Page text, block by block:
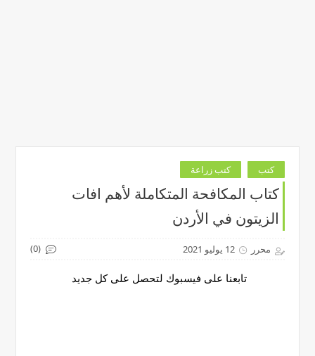
كتب كتب زراعة
كتاب المكافحة المتكاملة لأهم افات
الزيتون في الأردن
محرر 12 يوليو 2021 (0)
تابعنا على فيسبوك لتحصل على كل جديد